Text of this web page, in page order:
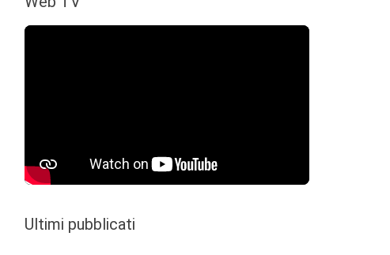
Ultimi pubblicati